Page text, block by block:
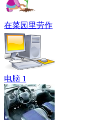
在菜园里劳作
电脑 1